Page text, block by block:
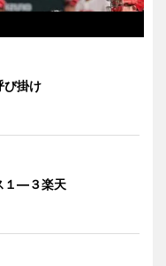
び掛け
１―３楽天